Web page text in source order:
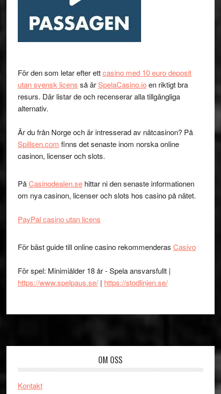
För den som letar efter ettcasino med 10 euro deposit
utan svensk licens så ärSpelaCasino.ioen riktigt bra
resurs. Där listar de och recenserar alla tillgängliga
alternativ.
Är du från Norge och är intresserad av nätcasinon? På
Spillsen.com finns det senaste inom norska online
casinon, licenser och slots.
PåCasinodealen.sehittar ni den senaste informationen
om nya casinon, licenser och slots hos casino på nätet.
PayPal casino utan licens
För bäst guide till online casino rekommenderas Casivo
För spel: Minimiålder 18 år - Spela ansvarsfullt |
https://www.spelpaus.se/| https://stodlinjen.se/
OM OSS
Kontakt